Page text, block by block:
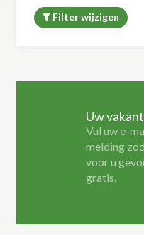
Filter wijzigen
Uw
Vul uw e-
melding
voor u
gratis.